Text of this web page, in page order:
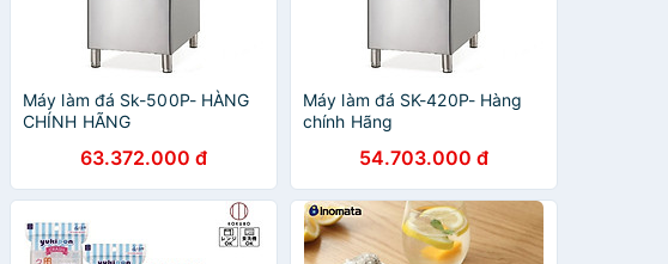
Máy làm đá Sk-500P- HÀNG
CHÍNH HÃNG
63.372.000 đ
Máy làm đá SK-420P- Hàng
chính Hãng
54.703.000 đ